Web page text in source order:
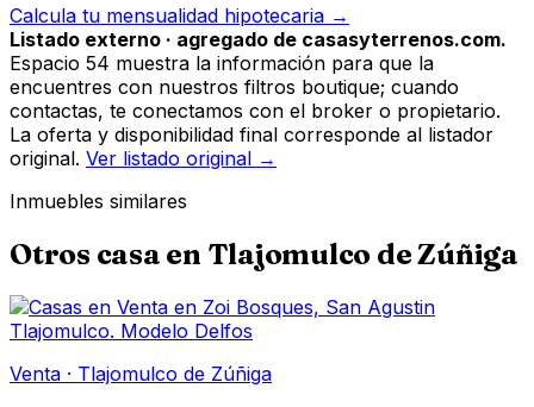
Calcula tu mensualidad hipotecaria →
Listado externo · agregado de casasyterrenos.com.
Espacio 54 muestra la información para que la
encuentres con nuestros filtros boutique; cuando
contactas, te conectamos con el broker o propietario.
La oferta y disponibilidad final corresponde al listador
original. Ver listado original →
Inmuebles similares
Otros casa en Tlajomulco de Zúñiga
Venta · Tlajomulco de Zúñiga